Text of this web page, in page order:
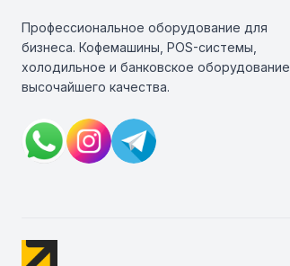
Профессиональное оборудование для
бизнеса. Кофемашины, POS-системы,
холодильное и банковское оборудование
высочайшего качества.